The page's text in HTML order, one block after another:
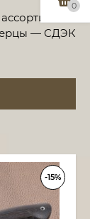
— СДЭК
-15%
0